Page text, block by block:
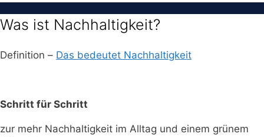
Was ist Nachhaltigkeit?
Definition – Das bedeutet Nachhaltigkeit
Schritt für Schritt
zur mehr Nachhaltigkeit im Alltag und einem grünem